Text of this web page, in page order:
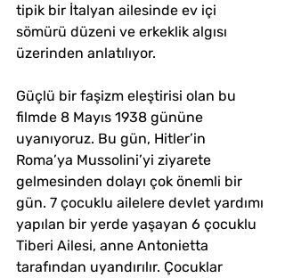
tipik bir İtalyan ailesinde ev içi
sömürü düzeni ve erkeklik algısı
üzerinden anlatılıyor.
Güçlü bir faşizm eleştirisi olan bu
filmde 8 Mayıs 1938 gününe
uyanıyoruz. Bu gün, Hitler’in
Roma’ya Mussolini’yi ziyarete
gelmesinden dolayı çok önemli bir
gün. 7 çocuklu ailelere devlet yardımı
yapılan bir yerde yaşayan 6 çocuklu
Tiberi Ailesi, anne Antonietta
tarafından uyandırılır. Çocuklar